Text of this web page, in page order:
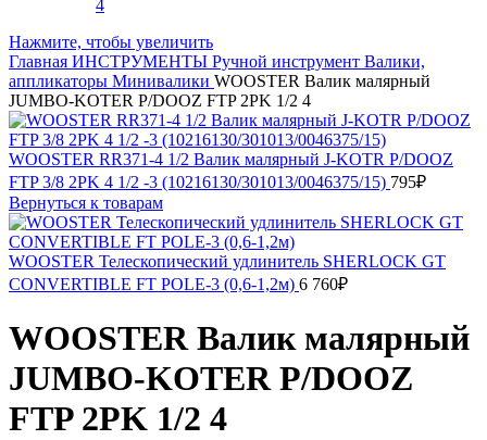
Нажмите, чтобы увеличить
Главная ИНСТРУМЕНТЫ Ручной инструмент Валики,
аппликаторы Минивалики WOOSTER Валик малярный
JUMBO-KOTER P/DOOZ FTP 2PK 1/2 4
WOOSTER RR371-4 1/2 Валик малярный J-KOTR P/DOOZ
FTP 3/8 2PK 4 1/2 -3 (10216130/301013/0046375/15) 795₽
Вернуться к товарам
WOOSTER Телескопический удлинитель SHERLOCK GT
CONVERTIBLE FT POLE-3 (0,6-1,2м) 6 760₽
WOOSTER Валик малярный
JUMBO-KOTER P/DOOZ
FTP 2PK 1/2 4